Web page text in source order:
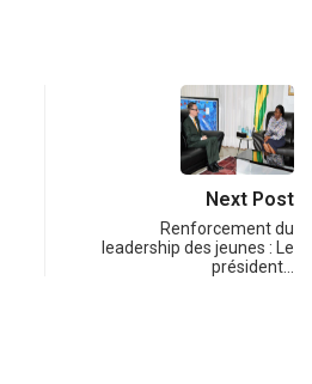
Next Post
Renforcement du
leadership des jeunes : Le
président…